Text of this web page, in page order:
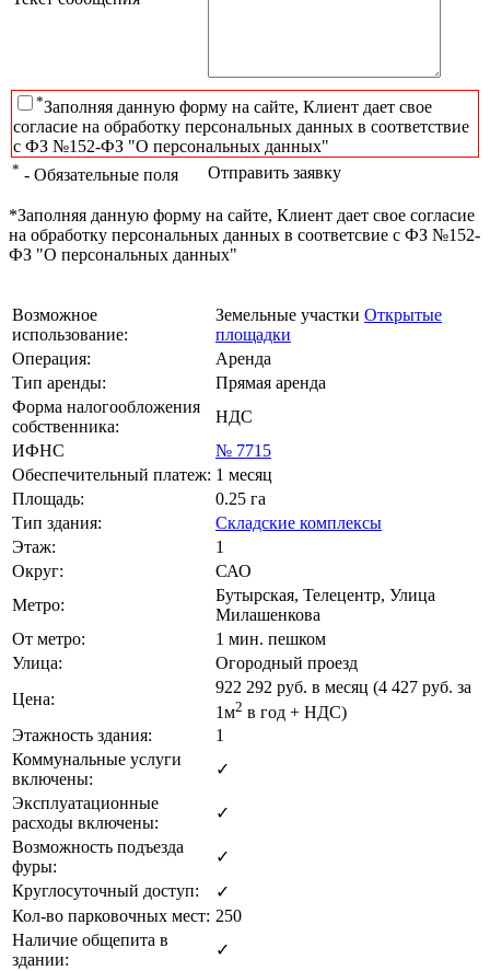
*Заполняя данную форму на сайте, Клиент дает свое
согласие на обработку персональных данных в соответствие
с ФЗ №152-ФЗ "О персональных данных"
* - Обязательные поля Отправить заявку
*Заполняя данную форму на сайте, Клиент дает свое согласие
на обработку персональных данных в соответсвие с ФЗ №152-
ФЗ "О персональных данных"
Возможное
использование:
Земельные участки Открытые
площадки
Операция:
Аренда
Тип аренды:
Прямая аренда
Форма налогообложения
собственника:
НДС
ИФНС
№ 7715
Обеспечительный платеж: 1 месяц
Площадь:
0.25 га
Тип здания:
Складские комплексы
Этаж:
1
Округ:
САО
Метро:
Бутырская, Телецентр, Улица
Милашенкова
От метро:
1 мин. пешком
Улица:
Огородный проезд
Цена:
922 292 руб. в месяц (4 427 руб. за
1м2 в год + НДС)
Этажность здания:
1
Коммунальные услуги
включены:
✓
Эксплуатационные
расходы включены:
✓
Возможность подъезда
фуры:
✓
Круглосуточный доступ:
✓
Кол-во парковочных мест: 250
Наличие общепита в
здании:
✓